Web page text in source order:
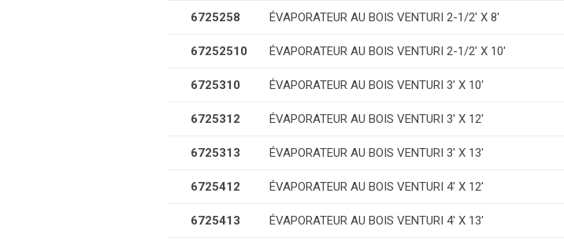
6725258 ÉVAPORATEUR AU BOIS VENTURI 2-1/2' X 8'
67252510 ÉVAPORATEUR AU BOIS VENTURI 2-1/2' X 10'
6725310 ÉVAPORATEUR AU BOIS VENTURI 3' X 10'
6725312 ÉVAPORATEUR AU BOIS VENTURI 3' X 12'
6725313 ÉVAPORATEUR AU BOIS VENTURI 3' X 13'
6725412 ÉVAPORATEUR AU BOIS VENTURI 4' X 12'
6725413 ÉVAPORATEUR AU BOIS VENTURI 4' X 13'